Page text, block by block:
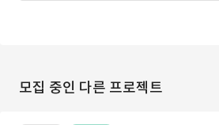
모집 중인 다른 프로젝트